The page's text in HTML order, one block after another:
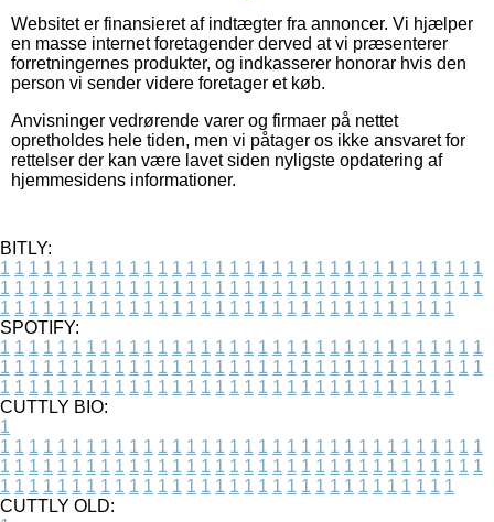
Websitet er finansieret af indtægter fra annoncer. Vi hjælper
en masse internet foretagender derved at vi præsenterer
forretningernes produkter, og indkasserer honorar hvis den
person vi sender videre foretager et køb.
Anvisninger vedrørende varer og firmaer på nettet
opretholdes hele tiden, men vi påtager os ikke ansvaret for
rettelser der kan være lavet siden nyligste opdatering af
hjemmesidens informationer.
BITLY:
1 1 1 1 1 1 1 1 1 1 1 1 1 1 1 1 1 1 1 1 1 1 1 1 1 1 1 1 1 1 1 1 1 1
1 1 1 1 1 1 1 1 1 1 1 1 1 1 1 1 1 1 1 1 1 1 1 1 1 1 1 1 1 1 1 1 1 1
1 1 1 1 1 1 1 1 1 1 1 1 1 1 1 1 1 1 1 1 1 1 1 1 1 1 1 1 1 1 1 1
SPOTIFY:
1 1 1 1 1 1 1 1 1 1 1 1 1 1 1 1 1 1 1 1 1 1 1 1 1 1 1 1 1 1 1 1 1 1
1 1 1 1 1 1 1 1 1 1 1 1 1 1 1 1 1 1 1 1 1 1 1 1 1 1 1 1 1 1 1 1 1 1
1 1 1 1 1 1 1 1 1 1 1 1 1 1 1 1 1 1 1 1 1 1 1 1 1 1 1 1 1 1 1 1
CUTTLY BIO:
1
1 1 1 1 1 1 1 1 1 1 1 1 1 1 1 1 1 1 1 1 1 1 1 1 1 1 1 1 1 1 1 1 1 1
1 1 1 1 1 1 1 1 1 1 1 1 1 1 1 1 1 1 1 1 1 1 1 1 1 1 1 1 1 1 1 1 1 1
1 1 1 1 1 1 1 1 1 1 1 1 1 1 1 1 1 1 1 1 1 1 1 1 1 1 1 1 1 1 1 1
CUTTLY OLD: